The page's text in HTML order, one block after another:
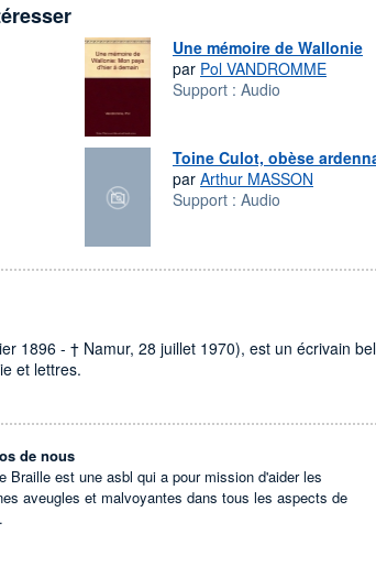
Une mémoire de Wallonie
par Pol VANDROMME
Support : Audio
Toine Culot, obèse
par Arthur MASSON
Support : Audio
1896 - † Namur, 28 juillet 1970), est un écrivain
et lettres.
de nous
Braille est une asbl qui a pour mission d'aider les
aveugles et malvoyantes dans tous les aspects de